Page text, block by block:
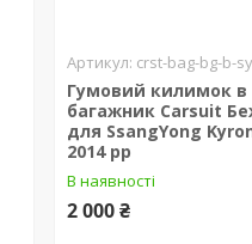
crst-bag-bg-b-
Гумовий килимок в
багажник Carsuit
для SsangYong
2014 рр
В наявності
2 000 ₴